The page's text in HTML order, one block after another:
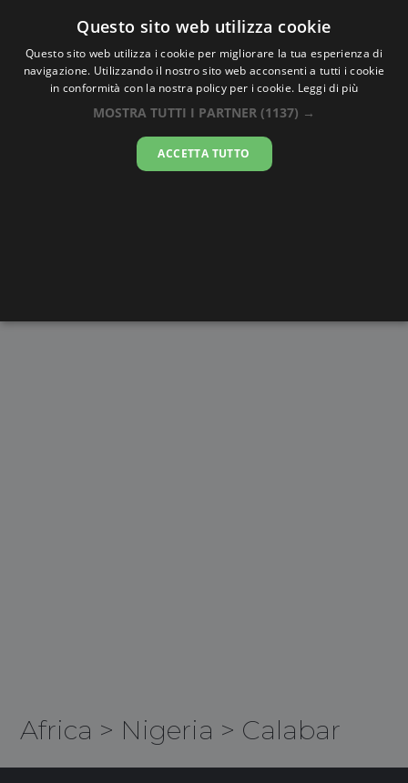
Oraesatta.co
Ora EsattaCalabar
17:39:45
Africa > Nigeria > Calabar
Questo sito web utilizza cookie
Questo sito web utilizza i cookie per migliorare la tua esperienza di
navigazione. Utilizzando il nostro sito web acconsenti a tutti i cookie
in conformità con la nostra policy per i cookie. Leggi di più
MOSTRA TUTTI I PARTNER (1137) →
ACCETTA TUTTO